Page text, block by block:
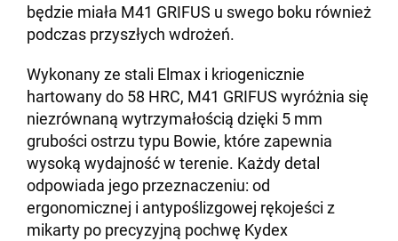
będzie miała M41 GRIFUS u swego boku również
podczas przyszłych wdrożeń.
Wykonany ze stali Elmax i kriogenicznie
hartowany do 58 HRC, M41 GRIFUS wyróżnia się
niezrównaną wytrzymałością dzięki 5 mm
grubości ostrzu typu Bowie, które zapewnia
wysoką wydajność w terenie. Każdy detal
odpowiada jego przeznaczeniu: od
ergonomicznej i antypoślizgowej rękojeści z
mikarty po precyzyjną pochwę Kydex